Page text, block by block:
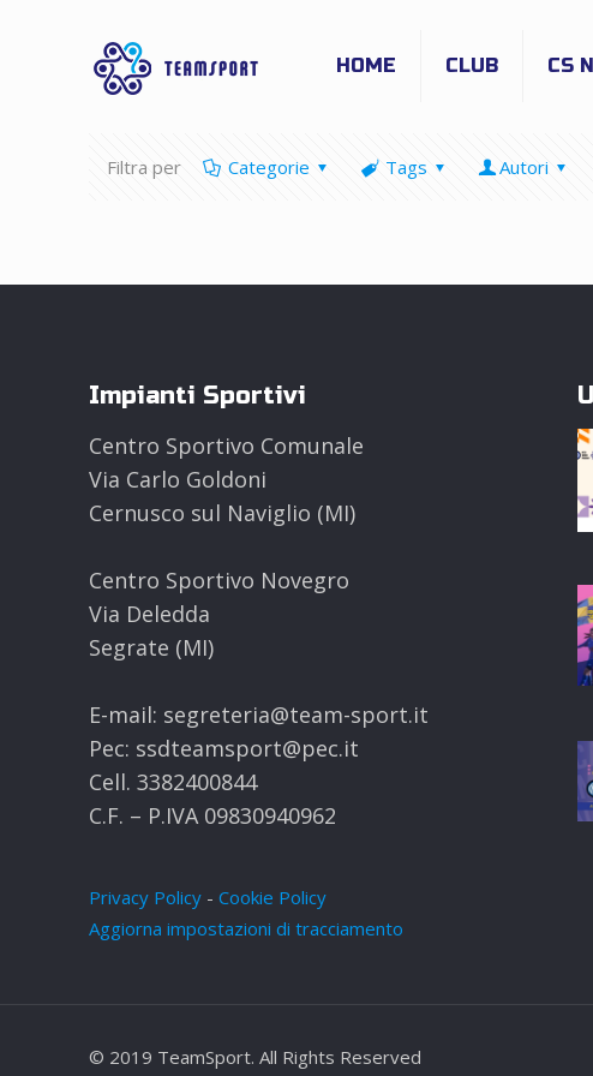
HOME CLUB CS
Filtra per Categorie Tags Autori
Impianti Sportivi
Centro Sportivo Comunale
Via Carlo Goldoni
Cernusco sul Naviglio (MI)
Centro Sportivo Novegro
Via Deledda
Segrate (MI)
E-mail: segreteria@team-sport.it
Pec: ssdteamsport@pec.it
Cell. 3382400844
C.F. – P.IVA 09830940962
Privacy Policy -Cookie Policy
Aggiorna impostazioni di tracciamento
© 2019 TeamSport. All Rights Reserved